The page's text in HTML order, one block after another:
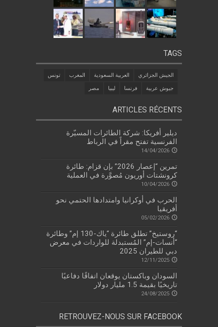
TAGS
الجيش الجزائري العربية السعودية المغرب تونس
جيوش عربية فرنسا ليبيا مصر
ARTICLES RÉCENTS
ديلير أفريكا: شركة الطائرات المسيّرة
الفرنسية تفتح مقراً في الرباط
14/04/2026
تمرين “إعصار 2026” بإن قزام: طائرة
كرونشتات أوريون مُصوَّرة في العملية
10/04/2026
الحرب في أوكرانيا وامتدادها الحتمي نحو
أفريقيا
05/02/2026
“روستيخ” تطلق طائرة “ياك-130 إم” وطائرة
“أنسات-إم” المُستبدلة للواردات في معرض
دبي للطيران 2025
12/11/2025
السودان وباكستان يوقعان اتفاقًا دفاعيًا
تاريخيًا بقيمة 1.5 مليار دولار
24/08/2025
RETROUVEZ-NOUS SUR FACEBOOK